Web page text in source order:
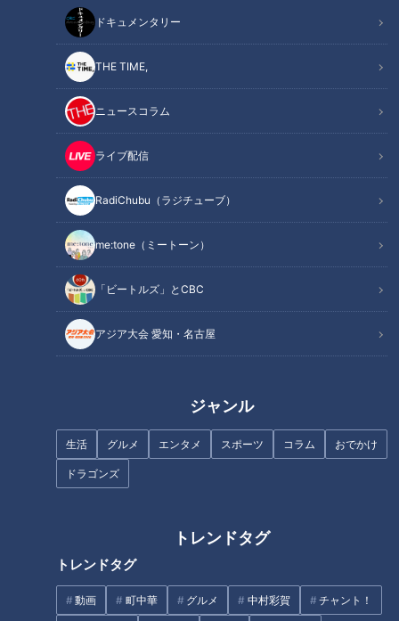
ドキュメンタリー
THE TIME,
ニュースコラム
ライブ配信
RadiChubu（ラジチューブ）
me:tone（ミートーン）
「ビートルズ」とCBC
アジア大会 愛知・名古屋
ジャンル
生活 グルメ エンタメ スポーツ コラム おでかけ
ドラゴンズ
トレンドタグ
トレンドタグ
動画 町中華 グルメ 中村彩賀 チャント！
この記事を見たあなたへのおすすめ
退院した翌日…再び入院。繰り
返していた病院での暮らし…配
信型ドキュメンタリー「ピエロ
と呼ばれた息子」第120話
薬剤師のお仕事場に突撃
もうすぐ３年生！大きくなって
約“90kg”の天然本マグロを直
が味わえる“お手軽シリーズ”と
は？
工事費用は1キロにつき“約2億
が老朽化…三重・津市の浄水場
と工事現場を調査
45種類の“本格忍術体験”ができ
設「万川集海」とは？
タグ